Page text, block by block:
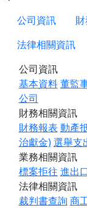
公司資訊
法律相關資訊
公司資訊
基本資料董監
公司
財務相關資訊
財務報表 動產
治獻金)選舉支
業務相關資訊
標案拒往 進出
法律相關資訊
裁判書查詢 商